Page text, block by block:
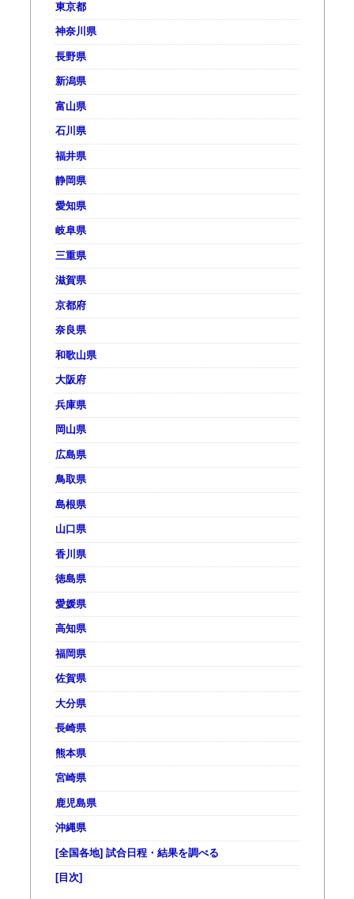
東京都
神奈川県
長野県
新潟県
富山県
石川県
福井県
静岡県
愛知県
岐阜県
三重県
滋賀県
京都府
奈良県
和歌山県
大阪府
兵庫県
岡山県
広島県
鳥取県
島根県
山口県
香川県
徳島県
愛媛県
高知県
福岡県
佐賀県
大分県
長崎県
熊本県
宮崎県
鹿児島県
沖縄県
[全国各地] 試合日程・結果を調べる
[目次]